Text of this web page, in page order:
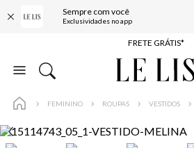
Sempre com você
Exclusividades no appENTREGA EXPRESSA*
FRETE GRÁTIS*
BAIXE O APP
FEMININO ROUPAS VESTIDOS